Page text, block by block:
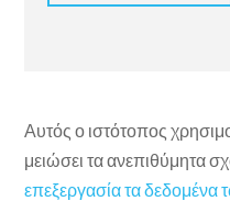
Αυτός ο ιστότοπος
μειώσει τα ανεπιθύμητα
επεξεργασία τα δεδομένα